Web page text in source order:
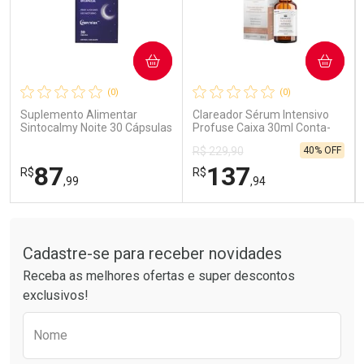
Comprar sem Desconto
Por R$ 189,99/cada
Comprar sem Desconto
Por R$ 189,99/cada
Comprar sem Desconto
Por R$ 26,99/cada
Comprar sem Desconto
Por R$ 26,99/cada
(0)
Suplemento Alimentar
Sintocalmy Noite 30 Cápsulas
R$87,99
COMPRAR
Laboratório
Por Menos
(0)
Clareador Sérum Intensivo
Profuse Caixa 30ml Conta-
R$ 229,90
R$137,94
40% OFF
COMPRAR
Laboratório
Por Menos
Cadastre-se para receber novidades
Receba as melhores ofertas e super descontos
exclusivos!
Nome